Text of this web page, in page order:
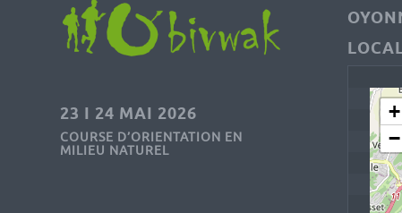
23 I 24 MAI 2026
COURSE D’ORIENTATION EN
MILIEU NATUREL
+
−